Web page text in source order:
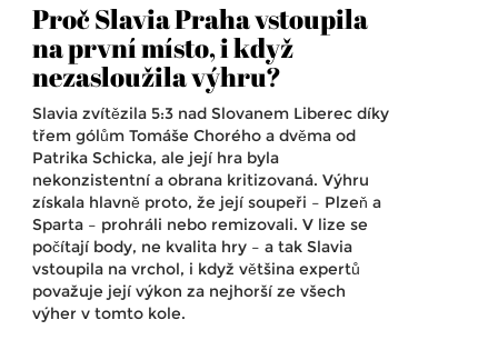
Proč Slavia Praha vstoupila
na první místo, i když
nezasloužila výhru?
Slavia zvítězila 5:3 nad Slovanem Liberec díky
třem gólům Tomáše Chorého a dvěma od
Patrika Schicka, ale její hra byla
nekonzistentní a obrana kritizovaná. Výhru
získala hlavně proto, že její soupeři – Plzeň a
Sparta – prohráli nebo remizovali. V lize se
počítají body, ne kvalita hry – a tak Slavia
vstoupila na vrchol, i když většina expertů
považuje její výkon za nejhorší ze všech
výher v tomto kole.